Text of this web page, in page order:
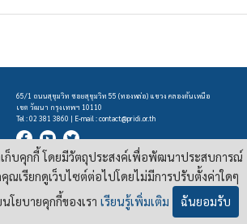
65/1 ถนนสุขุมวิท ซอยสุขุมวิท 55 (ทองหล่อ) แขวง คลองตันเหนือ
เขต วัฒนา กรุงเทพฯ 10110
Tel : 02 381 3860 | E-mail :contact@pridi.or.th
ที่มีสัญลักษณ์ของสถาบันปรีดี พนมยงค์ ในเว็บไซต์https://pridi.or.th
ญาตครีเอทีฟคอมมอนส์แบบแสดงที่มา-ไม่ใช่เชิงพาณิชย์ 4.0 สากล
เก็บคุกกี้ โดยมีวัตถุประสงค์เพื่อพัฒนาประสบการณ์
ณเรียกดูเว็บไซต์ต่อไปโดยไม่มีการปรับตั้งค่าใดๆ
ยบายคุกกี้ของเรา เรียนรู้เพิ่มเติม ฉันยอมรับ